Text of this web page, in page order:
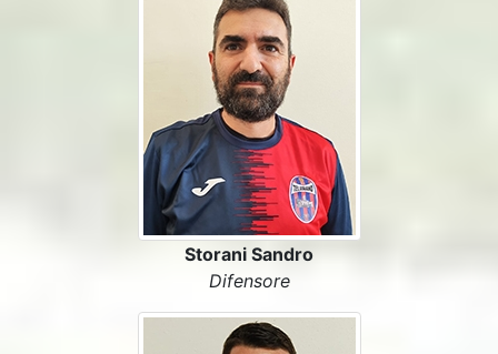
Storani Sandro
Difensore